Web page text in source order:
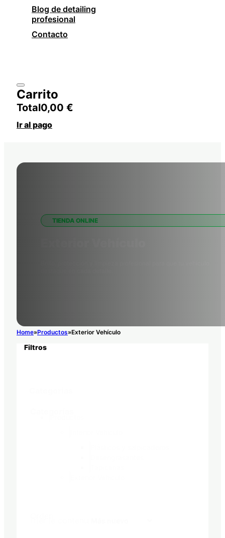
Blog de detailing
profesional
Contacto
Carrito
Total0,00 €
Ir al pago
TIENDA ONLINE
Home Productos Exterior Vehículo
Filtros